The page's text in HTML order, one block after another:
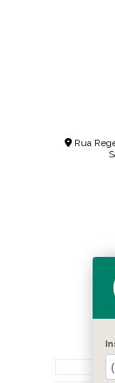
Rua